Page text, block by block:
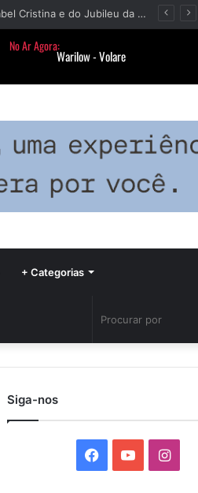
Paróquia Nossa Senhora da Piedade divulga programação da Festa da Beata Isabel Cristina e do Jubileu da padroeira
+ Categorias
Siga-nos
I